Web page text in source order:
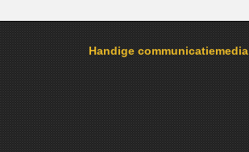
Handige communicatiemedia